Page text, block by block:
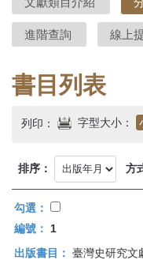
灣
史
研
究
首
頁
進階查詢 線上
書目列表
列印： 字型大小：
排序： 方
勾選：
編號：
1
出版書目： 臺灣史研究文